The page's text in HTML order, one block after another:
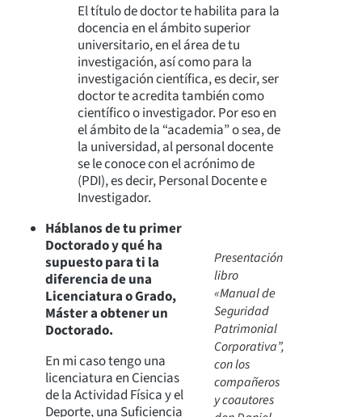
El título de doctor te habilita para la
docencia en el ámbito superior
universitario, en el área de tu
investigación, así como para la
investigación científica, es decir, ser
doctor te acredita también como
científico o investigador. Por eso en
el ámbito de la “academia” o sea, de
la universidad, al personal docente
se le conoce con el acrónimo de
(PDI), es decir, Personal Docente e
Investigador.
Presentación
libro
«Manual de
Seguridad
Patrimonial
Corporativa”,
con los
compañeros
y coautores
Háblanos de tu primer
Doctorado y qué ha
supuesto para ti la
diferencia de una
Licenciatura o Grado,
Máster a obtener un
Doctorado.
En mi caso tengo una
licenciatura en Ciencias
de la Actividad Física y el
Deporte, una Suficiencia